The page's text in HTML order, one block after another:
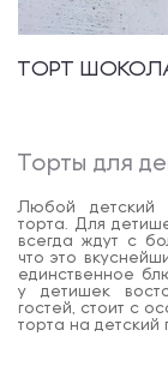
ТОРТ
Торты для
Любой детский
торта. Для
всегда ждут с
что это
единственное
у детишек
гостей, стоит с
торта на детский